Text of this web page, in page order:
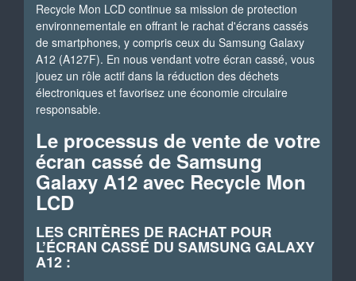
Recycle Mon LCD continue sa mission de protection
environnementale en offrant le rachat d'écrans cassés
de smartphones, y compris ceux du Samsung Galaxy
A12 (A127F). En nous vendant votre écran cassé, vous
jouez un rôle actif dans la réduction des déchets
électroniques et favorisez une économie circulaire
responsable.
Le processus de vente de votre
écran cassé de Samsung
Galaxy A12 avec Recycle Mon
LCD
LES CRITÈRES DE RACHAT POUR
L’ÉCRAN CASSÉ DU SAMSUNG GALAXY
A12 :